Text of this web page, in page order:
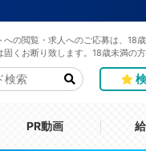
への閲覧・求人へのご応募は、18
固くお断り致します。18歳未満の
PR動画